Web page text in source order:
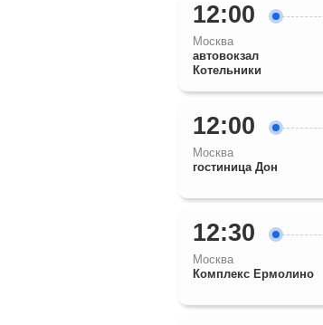
12:00
Москва
автовокзал
Котельники
12:00
Москва
гостиница Дон
12:30
Москва
Комплекс Ермолино